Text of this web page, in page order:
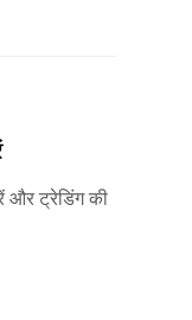
और ट्रेडिंग की